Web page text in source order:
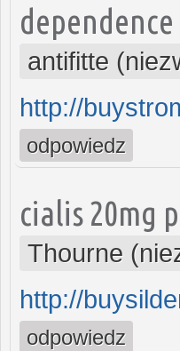
antifitte
http://
odpowiedz
cialis 20mg
Thourne
http://
odpowiedz